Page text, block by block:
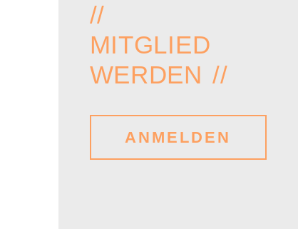
//
MITGLIED
WERDEN //
ANMELDEN